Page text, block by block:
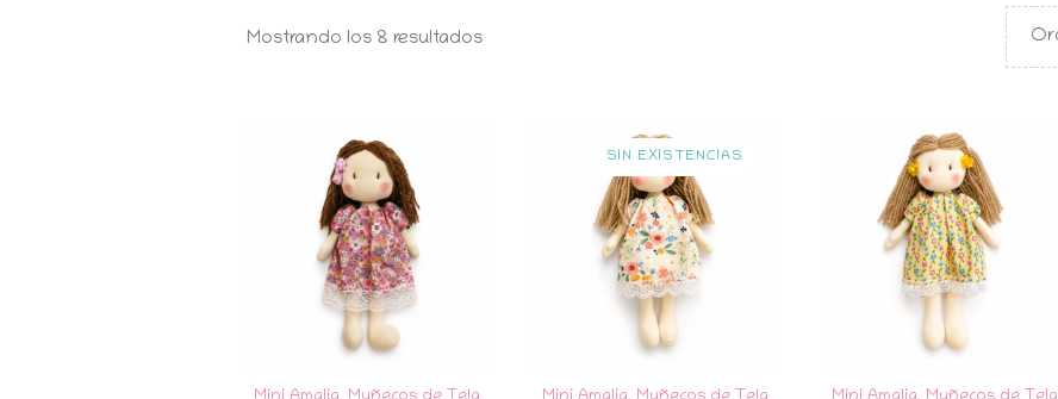
Mostrando los 8 resultadosOrdenado
SIN EXISTENCIAS